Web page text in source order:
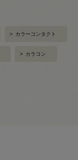
> カラーコンタクト
> カラコン